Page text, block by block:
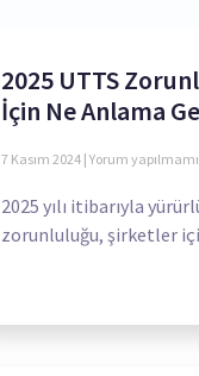
2025 UTTS
İçin Ne Anlama
7 Kasım 2024 Yorum
2025 yılı itibarıyla
zorunluluğu, şirketler